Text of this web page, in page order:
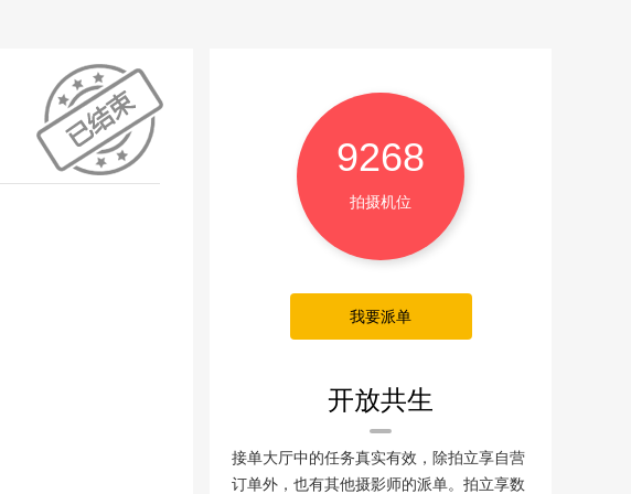
9268
拍摄机位
我要派单
开放共生
接单大厅中的任务真实有效，除拍立享自营
订单外，也有其他摄影师的派单。拍立享数